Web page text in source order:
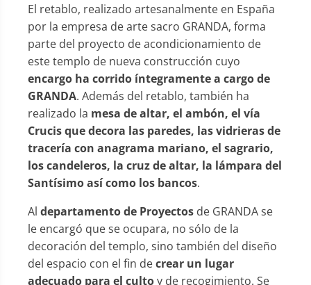
El retablo, realizado artesanalmente en España
por la empresa de arte sacro GRANDA, forma
parte del proyecto de acondicionamiento de
este templo de nueva construcción cuyo
encargo ha corrido íntegramente a cargo de
GRANDA. Además del retablo, también ha
realizado la mesa de altar, el ambón, el vía
Crucis que decora las paredes, las vidrieras de
tracería con anagrama mariano, el sagrario,
los candeleros, la cruz de altar, la lámpara del
Santísimo así como los bancos.
Al departamento de Proyectos de GRANDA se
le encargó que se ocupara, no sólo de la
decoración del templo, sino también del diseño
del espacio con el fin decrear un lugar
adecuado para el cultoy de recogimiento. Se